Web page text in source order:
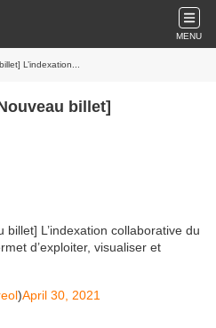
MENU
L’indexation...
billet]
billet] L’indexation collaborative du
d’exploiter, visualiser et
)April 30, 2021